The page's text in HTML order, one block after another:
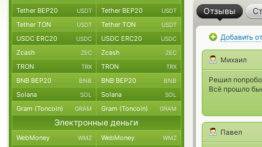
Отзывы
Добавить
Михаил
Решил
Всё прошло
Павел
Tether BEP20 USDT Tether BEP20 USDT
Tether TON USDT Tether TON USDT
USDC ERC20 USDC USDC ERC20 USDC
Zcash ZEC Zcash ZEC
TRON TRX TRON TRX
BNB BEP20 BNB BNB BEP20 BNB
Solana SOL Solana SOL
Gram (Toncoin) GRAM Gram (Toncoin) GRAM
Электронные деньги
WebMoney WMZ WebMoney WMZ